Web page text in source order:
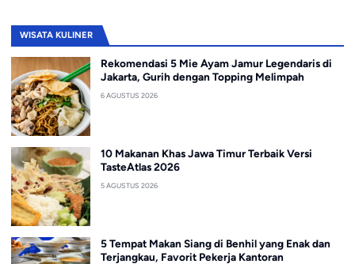
WISATA KULINER
Rekomendasi 5 Mie Ayam Jamur Legendaris di
Jakarta, Gurih dengan Topping Melimpah
6 AGUSTUS 2026
10 Makanan Khas Jawa Timur Terbaik Versi
TasteAtlas 2026
5 AGUSTUS 2026
5 Tempat Makan Siang di Benhil yang Enak dan
Terjangkau, Favorit Pekerja Kantoran